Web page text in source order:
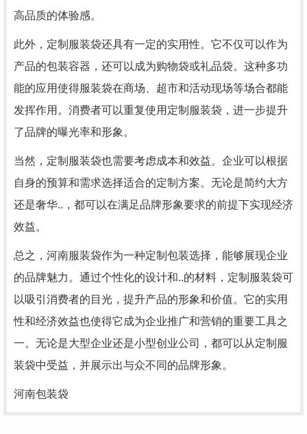
高品质的体验感。
此外，定制服装袋还具有一定的实用性。它不仅可以作为
产品的包装容器，还可以成为购物袋或礼品袋。这种多功
能的应用使得服装袋在商场、超市和活动现场等场合都能
发挥作用。消费者可以重复使用定制服装袋，进一步提升
了品牌的曝光率和形象。
当然，定制服装袋也需要考虑成本和效益。企业可以根据
自身的预算和需求选择适合的定制方案。无论是简约大方
还是奢华..，都可以在满足品牌形象要求的前提下实现经济
效益。
总之，河南服装袋作为一种定制包装选择，能够展现企业
的品牌魅力。通过个性化的设计和..的材料，定制服装袋可
以吸引消费者的目光，提升产品的形象和价值。它的实用
性和经济效益也使得它成为企业推广和营销的重要工具之
一。无论是大型企业还是小型创业公司，都可以从定制服
装袋中受益，并展示出与众不同的品牌形象。
河南包装袋